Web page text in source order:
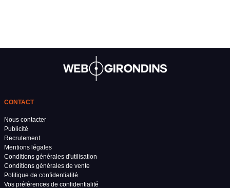
CONTACT
Nous contacter
Publicité
Recrutement
Mentions légales
Conditions générales d'utilisation
Conditions générales de vente
Politique de confidentialité
Vos préférences de confidentialité